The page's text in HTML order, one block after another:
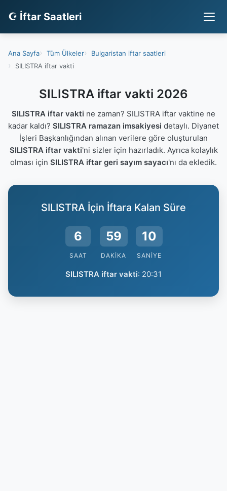
☪ İftar Saatleri
Ana Sayfa Tüm Ülkeler
Bulgaristan iftar saatleri
SILISTRA iftar vakti
SILISTRA iftar vakti 2026
SILISTRA iftar vakti ne zaman? SILISTRA iftar vaktine ne
kadar kaldı? SILISTRA ramazan imsakiyesi detaylı. Diyanet
İşleri Başkanlığından alınan verilere göre oluşturulan
SILISTRA iftar vakti'ni sizler için hazırladık. Ayrıca kolaylık
olması için SILISTRA iftar geri sayım sayacı'nı da ekledik.
SILISTRA İçin İftara Kalan Süre
6
SAAT
59
DAKIKA
9
SANIYE
SILISTRA iftar vakti: 20:31